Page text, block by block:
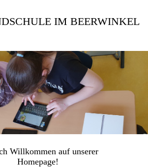
IM BEERWINKEL
Willkommen auf unserer
Homepage!